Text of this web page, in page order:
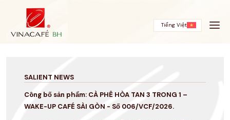
Tiếng Việt
SALIENT NEWS
Công bố sản phẩm: CÀ PHÊ HÒA TAN 3 TRONG 1 –
WAKE-UP CAFÉ SÀI GÒN - Số 006/VCF/2026.